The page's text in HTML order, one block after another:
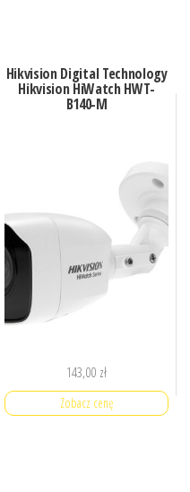
Hikvision Digital Technology
Hikvision HiWatch HWT-
B140-M
143,00 zł
Zobacz cenę